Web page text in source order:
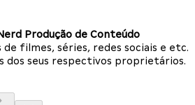
Produção de Conteúdo
de filmes, séries, redes sociais e etc.
dos seus respectivos proprietários.